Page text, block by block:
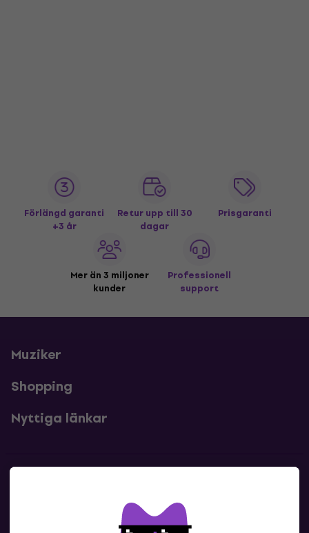
Förlängd garanti
+3 år
Retur upp till 30
dagar
Prisgaranti
Mer än 3 miljoner
kunder
Professionell
support
Muziker
Shopping
Nyttiga länkar
Kontakta oss